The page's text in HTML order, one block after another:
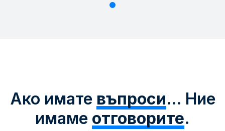
Ако имате въпроси… Ние
имаме отговорите.